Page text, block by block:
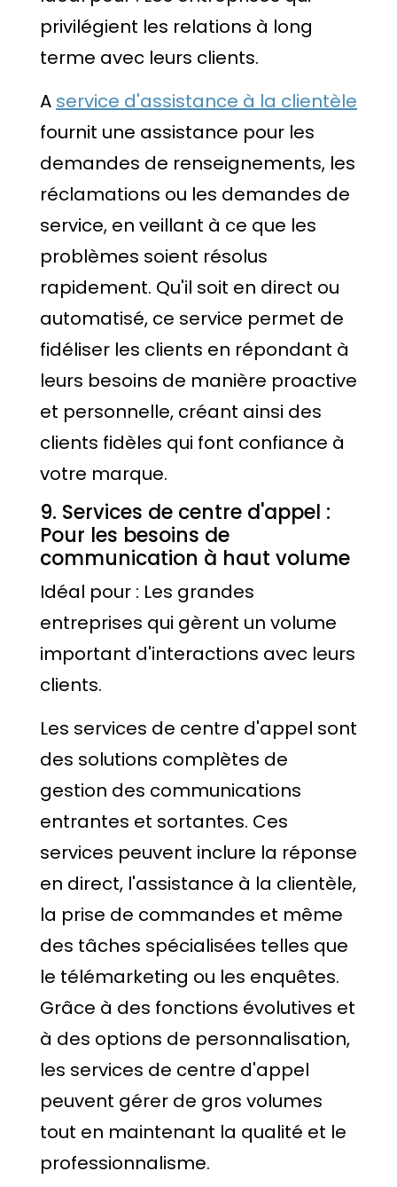
privilégient les relations à long
terme avec leurs clients.
A service d'assistance à la clientèle
fournit une assistance pour les
demandes de renseignements, les
réclamations ou les demandes de
service, en veillant à ce que les
problèmes soient résolus
rapidement. Qu'il soit en direct ou
automatisé, ce service permet de
fidéliser les clients en répondant à
leurs besoins de manière proactive
et personnelle, créant ainsi des
clients fidèles qui font confiance à
votre marque.
9. Services de centre d'appel :
Pour les besoins de
communication à haut volume
Idéal pour : Les grandes
entreprises qui gèrent un volume
important d'interactions avec leurs
clients.
Les services de centre d'appel sont
des solutions complètes de
gestion des communications
entrantes et sortantes. Ces
services peuvent inclure la réponse
en direct, l'assistance à la clientèle,
la prise de commandes et même
des tâches spécialisées telles que
le télémarketing ou les enquêtes.
Grâce à des fonctions évolutives et
à des options de personnalisation,
les services de centre d'appel
peuvent gérer de gros volumes
tout en maintenant la qualité et le
professionnalisme.